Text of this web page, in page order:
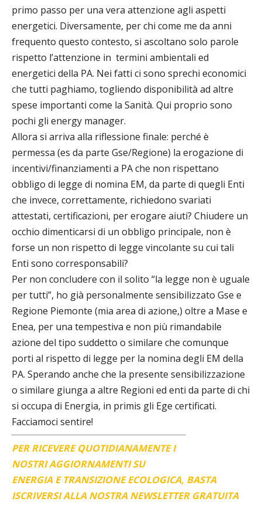
primo passo per una vera attenzione agli aspetti
energetici. Diversamente, per chi come me da anni
frequento questo contesto, si ascoltano solo parole
rispetto l’attenzione in termini ambientali ed
energetici della PA. Nei fatti ci sono sprechi economici
che tutti paghiamo, togliendo disponibilità ad altre
spese importanti come la Sanità. Qui proprio sono
pochi gli energy manager.
Allora si arriva alla riflessione finale: perché è
permessa (es da parte Gse/Regione) la erogazione di
incentivi/finanziamenti a PA che non rispettano
obbligo di legge di nomina EM, da parte di quegli Enti
che invece, correttamente, richiedono svariati
attestati, certificazioni, per erogare aiuti? Chiudere un
occhio dimenticarsi di un obbligo principale, non è
forse un non rispetto di legge vincolante su cui tali
Enti sono corresponsabili?
Per non concludere con il solito “la legge non è uguale
per tutti”, ho già personalmente sensibilizzato Gse e
Regione Piemonte (mia area di azione,) oltre a Mase e
Enea, per una tempestiva e non più rimandabile
azione del tipo suddetto o similare che comunque
porti al rispetto di legge per la nomina degli EM della
PA. Sperando anche che la presente sensibilizzazione
o similare giunga a altre Regioni ed enti da parte di chi
si occupa di Energia, in primis gli Ege certificati.
Facciamoci sentire!
PER RICEVERE QUOTIDIANAMENTE I
NOSTRI AGGIORNAMENTI SU
ENERGIA E TRANSIZIONE ECOLOGICA, BASTA
ISCRIVERSI ALLA NOSTRA NEWSLETTER GRATUITA